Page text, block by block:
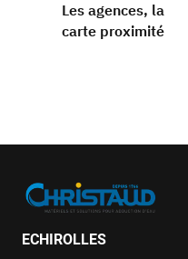
Les agences, la
carte proximité
ECHIROLLES